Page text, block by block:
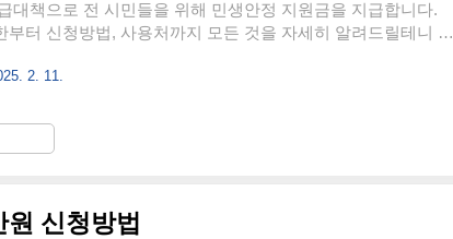
대책으로 전 시민들을 위해 민생안정 지원금을 지급합니다.
부터 신청방법, 사용처까지 모든 것을 자세히 알려드릴테니 지
민생안정 지원금 30만원 신청안하면 손해입니다! 지원금 간
만원 신청 기간은 1. 20. ~ 2. 21. 일까지입니다. 신청방법은 세
읍면동 주민센터에 직접 방문하여 신청할 수 있습니다. 방문
2. 11.
신청방법